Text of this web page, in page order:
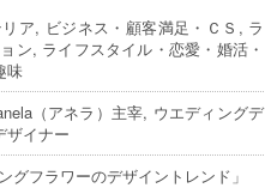
ア, ビジネス・顧客満足・ＣＳ, ラ
ン, ライフスタイル・恋愛・婚活・
味
（アネラ）主宰, ウエディングデ
ザイナー
グフラワーのデザイントレンド」